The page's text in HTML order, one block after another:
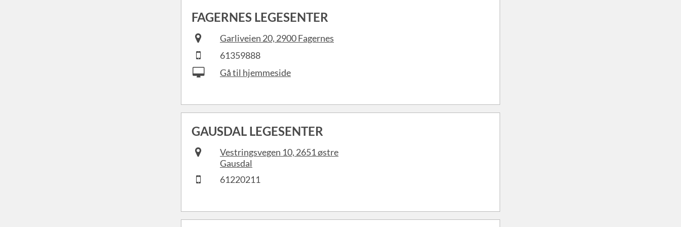
FAGERNES LEGESENTER
Garliveien 20, 2900 Fagernes
61359888
Gå til hjemmeside
GAUSDAL LEGESENTER
Vestringsvegen 10, 2651 østre
Gausdal
61220211